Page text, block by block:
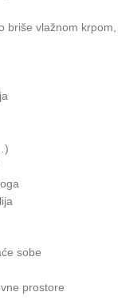
briše vlažnom krpom,
sobe
prostore